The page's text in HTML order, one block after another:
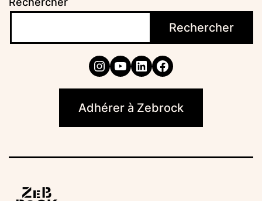
Rechercher
Instagram
YouTube
LinkedIn
Facebook
Adhérer à Zebrock